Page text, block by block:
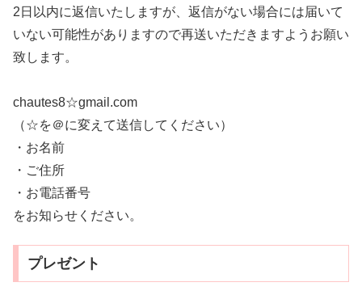
2日以内に返信いたしますが、返信がない場合には届いて
いない可能性がありますので再送いただきますようお願い
致します。
chautes8☆gmail.com
（☆を＠に変えて送信してください）
・お名前
・ご住所
・お電話番号
をお知らせください。
プレゼント